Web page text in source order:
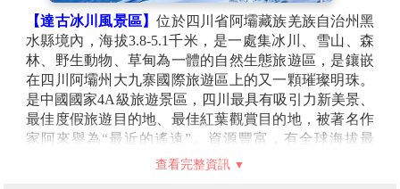
上縈繞婉轉。
【羊茸哈德藏寨】是一個位於四川省阿壩藏族羌族自治
州黑水縣沙石多鄉的藏族聚居村，被譽為“天然氧
吧”和“彩色森林”。這個地方不僅生態環境優美，空氣清
新，而且擁有豐富的藏族文化。在這裡享受高原美食，
感受村民的善良淳樸，跳鍋莊舞、唱藏歌、品青稞酒，
體驗一場“世外桃源”的愜意生活。藏式民居具有獨特的
風格，房屋主要由亂石碎塊、木料和泥土構成，呈現碉
【達古冰川風景區】位於四川省阿壩藏族羌族自治州黑
水縣境內，海拔3.8-5.1千米，是一處集冰川、雪山、森
林、野生動物、草甸為一體的自然生態旅遊區，是鑲嵌
在四川阿壩州大九寨國際旅遊區上的又一顆璀璨明珠。
是中國國家4A級旅遊景區，四川最具有吸引力新美景、
最佳度假旅遊目的地、最佳紅葉觀賞目的地，被著名作
家阿來譽為“最近的遙遠”。資源豐富，有全球海拔最
低、面積最大、年紀最輕的現代山地冰川，有五彩斑斕
查看完整資訊